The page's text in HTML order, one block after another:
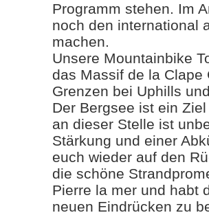
Programm stehen. Im
noch den international
machen.
Unsere Mountainbike
das Massif de la Clape
Grenzen bei Uphills
Der Bergsee ist ein
an dieser Stelle ist
Stärkung und einer
euch wieder auf den
die schöne
Pierre la mer und habt
neuen Eindrücken zu